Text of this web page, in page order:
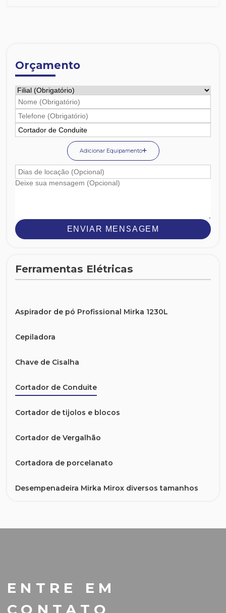
Orçamento
Adicionar Equipamento
ENVIAR MENSAGEM
Ferramentas Elétricas
Aspirador de pó Profissional Mirka 1230L
Cepiladora
Chave de Cisalha
Cortador de Conduite
Cortador de tijolos e blocos
Cortador de Vergalhão
Cortadora de porcelanato
Desempenadeira Mirka Mirox diversos tamanhos
Lixadeira de cinta
ENTRE EM
CONTATO